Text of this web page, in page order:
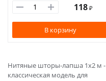
118 ₽
В корзину
Нитяные шторы-лапша 1х2 м -
классическая модель для
выбор для спальни, гостинной